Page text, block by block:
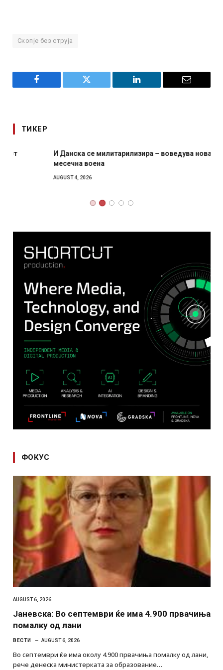
Скопје без струја
Facebook Twitter LinkedIn Email
ТИКЕР
И Данска се милитарилизира – воведува нова 11-
месечна воена
ФОКУС
AUGUST 6, 2026
Јаневска: Во септември ќе има 4.900 првачиња
помалку од лани
ВЕСТИ AUGUST 6, 2026
Во септември ќе има околу 4.900 првачиња помалку од лани,
рече денеска министерката за образование…